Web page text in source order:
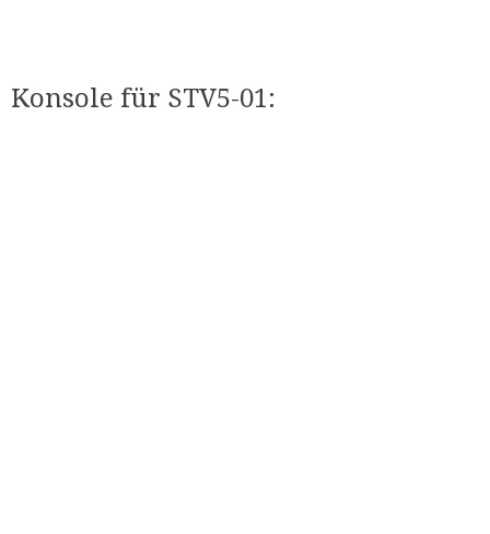
Konsole für STV5-01​: